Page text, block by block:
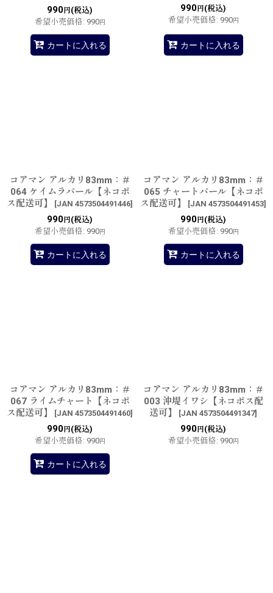
990 円(税込)
希望小売価格: 990円
カートに入れる
990 円(税込)
希望小売価格: 990円
カートに入れる
コアマン アルカリ83mm：＃
064 ケイムラパール【ネコポ
ス配送可】
[JAN 4573504491446]
990 円(税込)
希望小売価格: 990円
カートに入れる
コアマン アルカリ83mm：＃
065 チャートパール【ネコポ
ス配送可】
[JAN 4573504491453]
990 円(税込)
希望小売価格: 990円
カートに入れる
コアマン アルカリ83mm：＃
067 ライムチャート【ネコポ
ス配送可】
[JAN 4573504491460]
990 円(税込)
希望小売価格: 990円
カートに入れる
コアマン アルカリ83mm：＃
003 沖堤イワシ【ネコポス配
送可】
[JAN 4573504491347]
990 円(税込)
希望小売価格: 990円